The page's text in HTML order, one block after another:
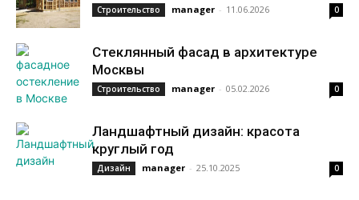
Строительство manager - 11.06.2026 0
Стеклянный фасад в архитектуре
Москвы
Строительство manager - 05.02.2026 0
Ландшафтный дизайн: красота
круглый год
Дизайн manager - 25.10.2025 0